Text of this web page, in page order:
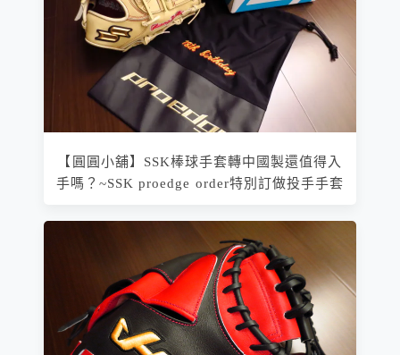
【圓圓小舖】SSK棒球手套轉中國製還值得入
手嗎？~SSK proedge order特別訂做投手手套